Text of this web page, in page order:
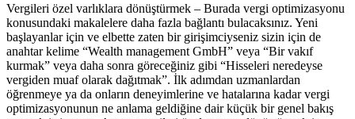
Vergileri özel varlıklara dönüştürmek – Burada vergi optimizasyonu
konusundaki makalelere daha fazla bağlantı bulacaksınız. Yeni
başlayanlar için ve elbette zaten bir girişimciyseniz sizin için de
anahtar kelime “Wealth management GmbH” veya “Bir vakıf
kurmak” veya daha sonra göreceğiniz gibi “Hisseleri neredeyse
vergiden muaf olarak dağıtmak”. İlk adımdan uzmanlardan
öğrenmeye ya da onların deneyimlerine ve hatalarına kadar vergi
optimizasyonunun ne anlama geldiğine dair küçük bir genel bakış